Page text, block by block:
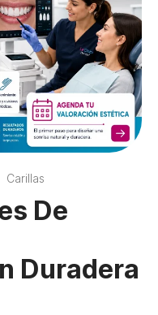
Carillas
De
Duradera